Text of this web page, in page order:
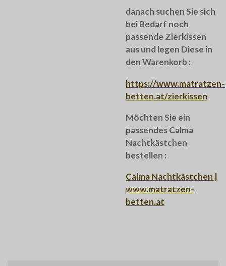
danach suchen Sie sich
bei Bedarf noch
passende Zierkissen
aus und legen Diese in
den Warenkorb :
https://www.matratzen-
betten.at/zierkissen
Möchten Sie ein
passendes Calma
Nachtkästchen
bestellen :
Calma Nachtkästchen |
www.matratzen-
betten.at